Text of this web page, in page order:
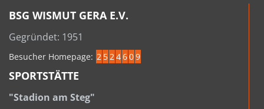
BSG WISMUT GERA E.V.
Gegründet: 1951
Besucher Homepage: 2 524609
SPORTSTÄTTE
"Stadion am Steg"